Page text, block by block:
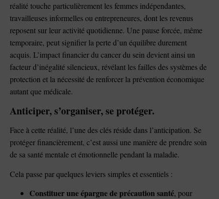
réalité touche particulièrement les femmes indépendantes,
travailleuses informelles ou entrepreneures, dont les revenus
reposent sur leur activité quotidienne. Une pause forcée, même
temporaire, peut signifier la perte d’un équilibre durement
acquis. L’impact financier du cancer du sein devient ainsi un
facteur d’inégalité silencieux, révélant les failles des systèmes de
protection et la nécessité de renforcer la prévention économique
autant que médicale.
Anticiper, s’organiser, se protéger.
Face à cette réalité, l’une des clés réside dans l’anticipation. Se
protéger financièrement, c’est aussi une manière de prendre soin
de sa santé mentale et émotionnelle pendant la maladie.
Cela passe par quelques leviers simples et essentiels :
Constituer une épargne de précaution santé, pour